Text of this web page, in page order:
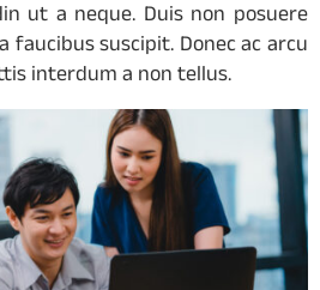
ut a neque. Duis non posuere
faucibus suscipit. Donec ac arcu
interdum a non tellus.